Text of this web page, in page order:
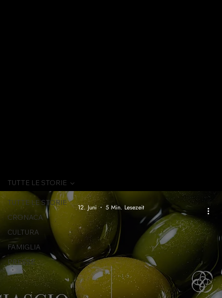
TUTTE LE STORIE
CRONACA
CULTURA
FAMIGLIA
PRESSE
TUTTE LE STORIE
12. Juni 5 Min. Lesezeit